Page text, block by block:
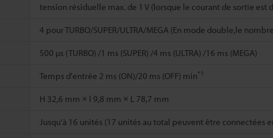
tension résiduelle max. de 1 V (lorsque le courant de sortie est
4 pour TURBO/SUPER/ULTRA/MEGA (En mode double,le
500 µs (TURBO) /1 ms (SUPER) /4 ms (ULTRA) /16 ms (MEGA)
Temps d'entrée 2 ms (ON)/20 ms (OFF) min*1
H 32,6 mm × l 9,8 mm × L 78,7 mm
Jusqu’à 16 unités (17 unités au total peuvent être connectées